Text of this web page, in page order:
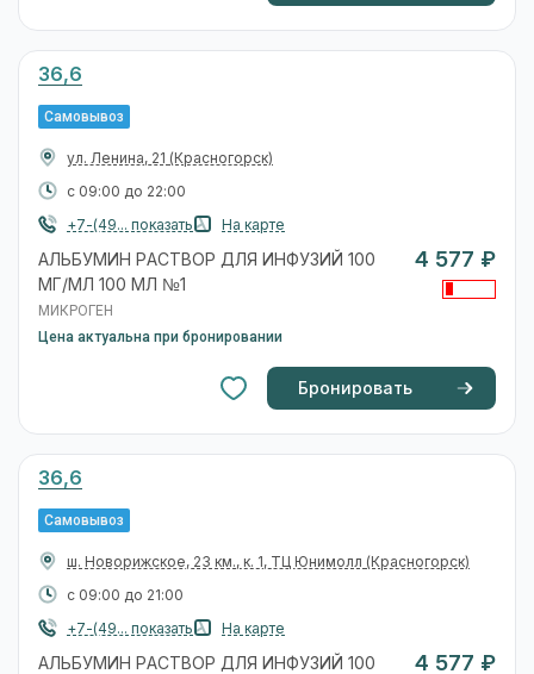
36,6
Самовывоз
ул. Ленина, 21 (Красногорск)
с 09:00 до 22:00
+7-(49... показать
На карте
АЛЬБУМИН РАСТВОР ДЛЯ ИНФУЗИЙ 100
МГ/МЛ 100 МЛ №1
МИКРОГЕН
Цена актуальна при бронировании
4 577 ₽
Бронировать
36,6
Самовывоз
​ш. Новорижское, 23 км., к. 1, ТЦ Юнимолл (Красногорск)
с 09:00 до 21:00
+7-(49... показать
На карте
АЛЬБУМИН РАСТВОР ДЛЯ ИНФУЗИЙ 100
4 577 ₽